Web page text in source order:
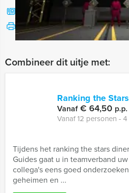
Bel mij terug
Bekijk printbare versie
Combineer dit uitje met:
Ranking the
Vanaf€ 64,50
Vanaf 12 personen ‐
Tijdens het ranking the stars
Guides gaat u in teamverband
collega's eens goed
geheimen en ...